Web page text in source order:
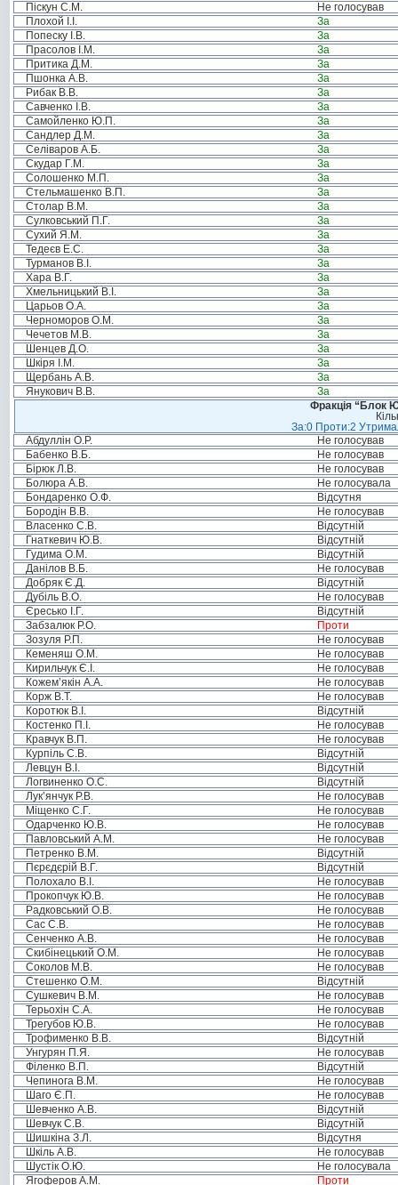
Піскун С.М.
Не голосував
Плохой І.І.
За
Попеску І.В.
За
Прасолов І.М.
За
Притика Д.М.
За
Пшонка А.В.
За
Рибак В.В.
За
Савченко І.В.
За
Самойленко Ю.П.
За
Сандлер Д.М.
За
Селіваров А.Б.
За
Скудар Г.М.
За
Солошенко М.П.
За
Стельмашенко В.П.
За
Столар В.М.
За
Сулковський П.Г.
За
Сухий Я.М.
За
Тедеєв Е.С.
За
Турманов В.І.
За
Хара В.Г.
За
Хмельницький В.І.
За
Царьов О.А.
За
Черноморов О.М.
За
Чечетов М.В.
За
Шенцев Д.О.
За
Шкіря І.М.
За
Щербань А.В.
За
Янукович В.В.
За
Фракція “Блок
За:0 Проти:2
Абдуллін О.Р.
Не голосував
Бабенко В.Б.
Не голосував
Бірюк Л.В.
Не голосував
Болюра А.В.
Не голосувала
Бондаренко О.Ф.
Відсутня
Бородін В.В.
Не голосував
Власенко С.В.
Відсутній
Гнаткевич Ю.В.
Відсутній
Гудима О.М.
Відсутній
Данілов В.Б.
Не голосував
Добряк Є.Д.
Відсутній
Дубіль В.О.
Не голосував
Єресько І.Г.
Відсутній
Забзалюк Р.О.
Проти
Зозуля Р.П.
Не голосував
Кеменяш О.М.
Не голосував
Кирильчук Є.І.
Не голосував
Кожем’якін А.А.
Не голосував
Корж В.Т.
Не голосував
Коротюк В.І.
Відсутній
Костенко П.І.
Не голосував
Кравчук В.П.
Не голосував
Курпіль С.В.
Відсутній
Левцун В.І.
Відсутній
Логвиненко О.С.
Відсутній
Лук’янчук Р.В.
Не голосував
Міщенко С.Г.
Не голосував
Одарченко Ю.В.
Не голосував
Павловський А.М.
Не голосував
Петренко В.М.
Відсутній
Пєрєдєрій В.Г.
Відсутній
Полохало В.І.
Не голосував
Прокопчук Ю.В.
Не голосував
Радковський О.В.
Не голосував
Сас С.В.
Не голосував
Сенченко А.В.
Не голосував
Скибінецький О.М.
Не голосував
Соколов М.В.
Не голосував
Стешенко О.М.
Відсутній
Сушкевич В.М.
Не голосував
Терьохін С.А.
Не голосував
Трегубов Ю.В.
Не голосував
Трофименко В.В.
Відсутній
Унгурян П.Я.
Не голосував
Філенко В.П.
Відсутній
Чепинога В.М.
Не голосував
Шаго Є.П.
Не голосував
Шевченко А.В.
Відсутній
Шевчук С.В.
Відсутній
Шишкіна З.Л.
Відсутня
Шкіль А.В.
Не голосував
Шустік О.Ю.
Не голосувала
Ягоферов А.М.
Проти